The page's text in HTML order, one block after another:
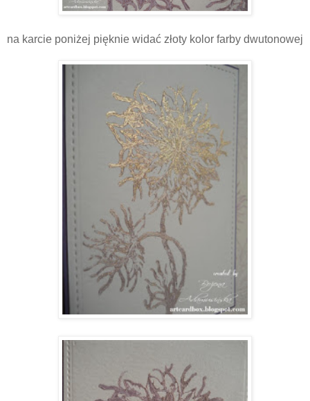
na karcie poniżej pięknie widać złoty kolor farby dwutonowej